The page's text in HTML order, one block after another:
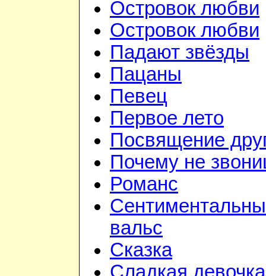
Островок любви
Островок любви
Падают звёзды
Пацаны
Певец
Первое лето
Посвящение
Почему не
Романс
вальс
Сказка